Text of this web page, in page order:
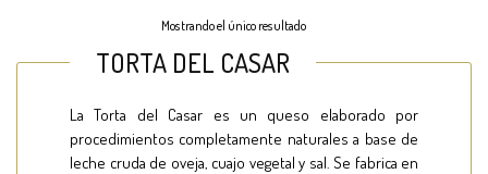
Mostrando el único resultado
TORTA DEL CASAR
La Torta del Casar es un queso elaborado por
procedimientos completamente naturales a base de
leche cruda de oveja, cuajo vegetal y sal. Se fabrica en